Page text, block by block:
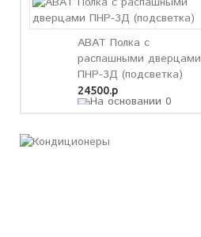
ABAT Полка с
распашными дверцами
ПНР-3Д (подсветка)
24500.р